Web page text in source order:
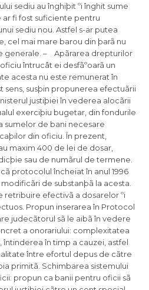
sediu au înghiþit ºi înghit sume
ar fi fost suficiente pentru
sediu nou. Astfel s-ar putea
cel mai mare barou din þarã nu
generale. – Apãrarea drepturilor
întrucât ei desfãºoarã un
acesta nu este remunerat în
sens, susþin propunerea efectuãrii
justiþiei în vederea alocãrii
exerciþiu bugetar, din fondurile
sumelor de bani necesare
din oficiu. În prezent,
maxim 400 de lei de dosar,
sau de numãrul de termene.
protocolul încheiat în anul 1996
de substanþã la acesta.
retribuire efectivã a dosarelor ºi
Propun inserarea în Protocol
judecãtorul sã le aibã în vedere
a onorariului: complexitatea
întinderea în timp a cauzei, astfel
între efortul depus de cãtre
primitã. Schimbarea sistemului
propun ca banii pentru oficii sã